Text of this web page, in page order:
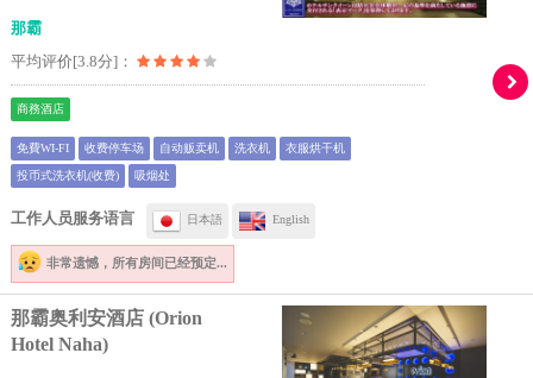
那霸
平均评价[3.8分]：
商務酒店
免費WI-FI 收费停车场 自动贩卖机 洗衣机 衣服烘干机
投币式洗衣机(收费) 吸烟处
工作人员服务语言 日本語 English
非常遗憾， 所有房间已经预定...
那霸奥利安酒店 (Orion
Hotel Naha)